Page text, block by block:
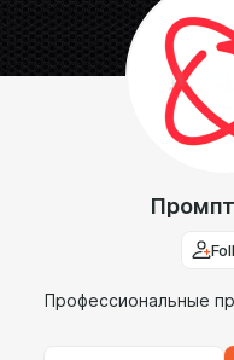
Профессиональные